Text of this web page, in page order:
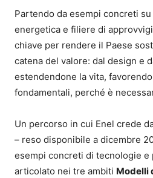
Partendo da esempi concreti
energetica e filiere di
chiave per rendere il Paese
catena del valore: dal design e
estendendone la vita,
fondamentali, perché è
Un percorso in cui Enel crede
– reso disponibile a dicembre
esempi concreti di tecnologie e
articolato nei tre ambiti Modelli